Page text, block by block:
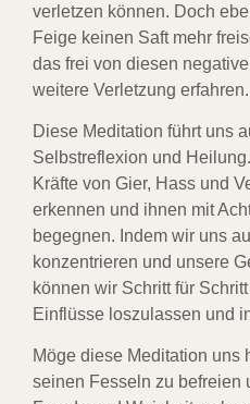
verletzen können. Doch
Feige keinen Saft mehr
das frei von diesen
weitere Verletzung erfahren.
Diese Meditation führt uns
Selbstreflexion und
Kräfte von Gier, Hass und
erkennen und ihnen mit
begegnen. Indem wir uns
konzentrieren und unsere
können wir Schritt für
Einflüsse loszulassen und
Möge diese Meditation uns
seinen Fesseln zu befreien